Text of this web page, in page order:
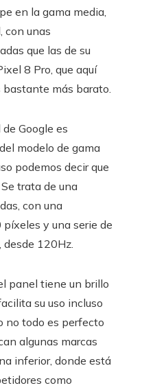
en la gama media,
con unas
que las de su
8 Pro, que aquí
más barato.
Google es
modelo de gama
podemos decir que
trata de una
con una
y una serie de
120Hz.
panel tiene un brillo
su uso incluso
no todo es perfecto
algunas marcas
inferior, donde está
como